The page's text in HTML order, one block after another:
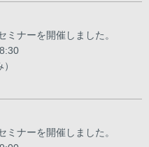
ミナーを開催しました。
ミナーを開催しました。